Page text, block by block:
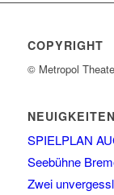
COPYRIGHT
© Metropol
NEUIGKEITEN
SPIELPLAN
Seebühne
Zwei